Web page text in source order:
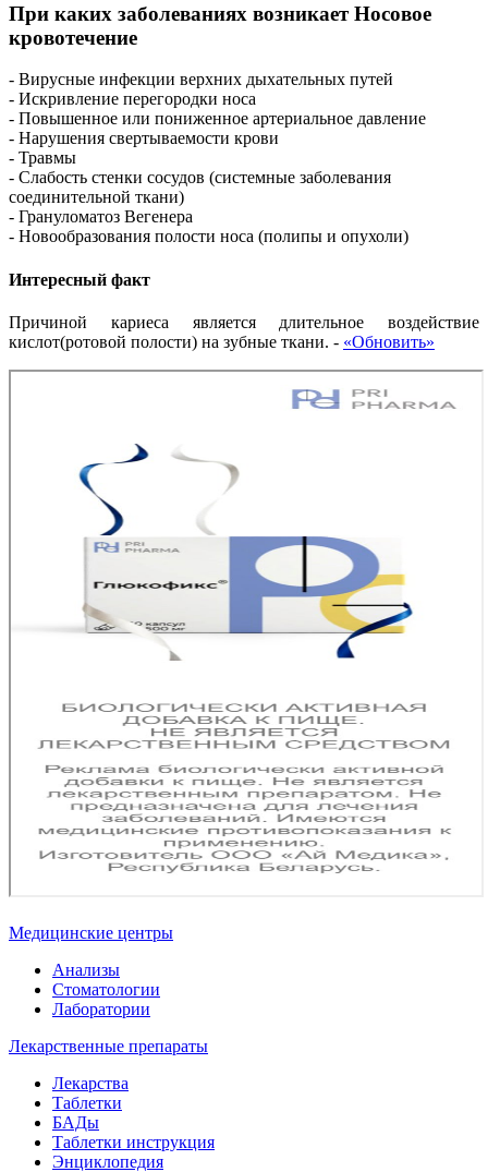
При каких заболеваниях возникает Носовое
кровотечение
- Вирусные инфекции верхних дыхательных путей
- Искривление перегородки носа
- Повышенное или пониженное артериальное давление
- Нарушения свертываемости крови
- Травмы
- Слабость стенки сосудов (системные заболевания
соединительной ткани)
- Грануломатоз Вегенера
- Новообразования полости носа (полипы и опухоли)
Интересный факт
Причиной кариеса является длительное воздействие
кислот(ротовой полости) на зубные ткани. - «Обновить»
Медицинские центры
Анализы
Стоматологии
Лаборатории
Лекарственные препараты
Лекарства
Таблетки
БАДы
Таблетки инструкция
Энциклопедия